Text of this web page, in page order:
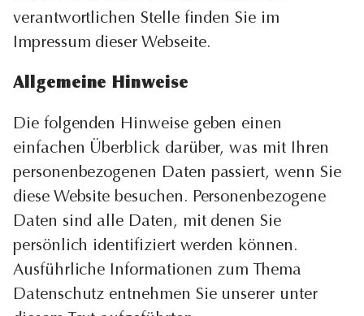
verantwortlichen Stelle finden Sie im
Impressum dieser Webseite.
Allgemeine Hinweise
Die folgenden Hinweise geben einen
einfachen Überblick darüber, was mit Ihren
personenbezogenen Daten passiert, wenn Sie
diese Website besuchen. Personenbezogene
Daten sind alle Daten, mit denen Sie
persönlich identifiziert werden können.
Ausführliche Informationen zum Thema
Datenschutz entnehmen Sie unserer unter